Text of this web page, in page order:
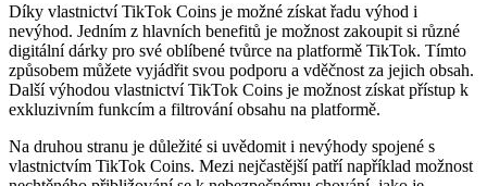
Díky vlastnictví TikTok Coins je možné získat řadu výhod i
nevýhod. Jedním z hlavních benefitů je možnost zakoupit si různé
digitální dárky pro své oblíbené tvůrce na platformě TikTok. Tímto
způsobem můžete vyjádřit svou podporu a vděčnost za jejich obsah.
Další výhodou vlastnictví TikTok Coins je možnost získat přístup k
exkluzivním funkcím a filtrování obsahu na platformě.
Na druhou stranu je důležité si uvědomit i nevýhody spojené s
vlastnictvím TikTok Coins. Mezi nejčastější patří například možnost